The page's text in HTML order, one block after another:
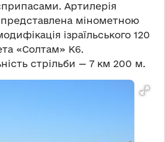
Артилерія
представлена мінометною
ізраїльського 120
«Солтам» К6.
стрільби — 7 км 200 м.